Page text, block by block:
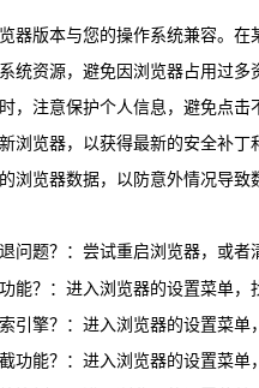
器版本与您的操作系统兼容。
统资源，避免因浏览器占用过多
，注意保护个人信息，避免点击
浏览器，以获得最新的安全补
浏览器数据，以防意外情况导
问题？：尝试重启浏览器，或者
能？：进入浏览器的设置菜单，
引擎？：进入浏览器的设置菜单
功能？：进入浏览器的设置菜单